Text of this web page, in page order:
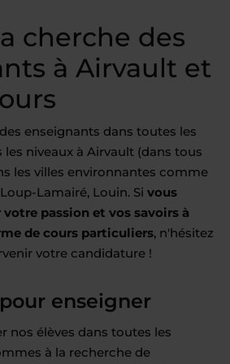
cherche des
à Airvault et
enseignants dans toutes les
niveaux à Airvault (dans tous
les villes environnantes comme
Lamairé, Louin. Si vous
passion et vos savoirs à
de cours particuliers, n'hésitez
votre candidature !
enseigner
nos élèves dans toutes les
à la recherche de